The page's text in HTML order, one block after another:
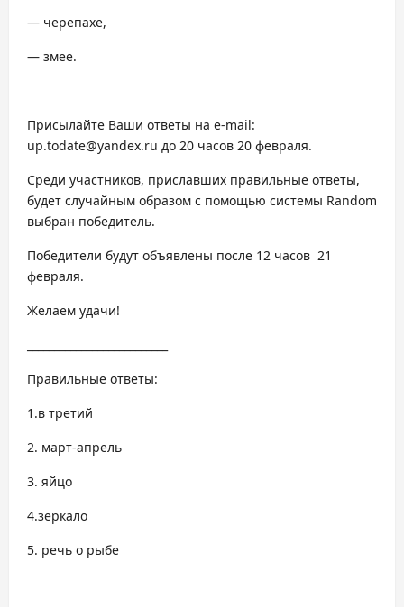
— черепахе,
— змее.
Присылайте Ваши ответы на e-mail:
up.todate@yandex.ru до 20 часов 20 февраля.
Среди участников, приславших правильные ответы,
будет случайным образом с помощью системы Random
выбран победитель.
Победители будут объявлены после 12 часов 21
февраля.
Желаем удачи!
Правильные ответы:
1.в третий
2. март-апрель
3. яйцо
4.зеркало
5. речь о рыбе